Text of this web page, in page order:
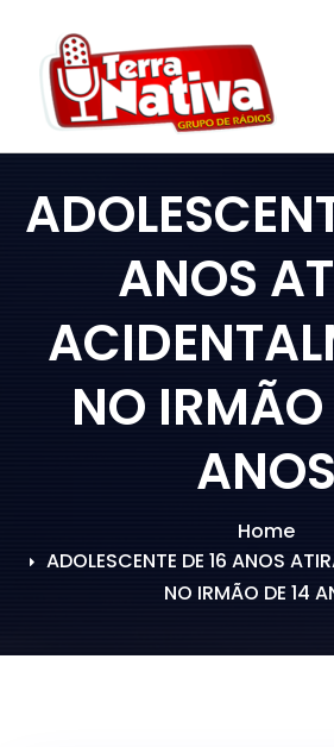
content
ANOS
NO IRMÃO
ANOS
Home
ADOLESCENTE DE 16 ANOS
NO IRMÃO DE 14